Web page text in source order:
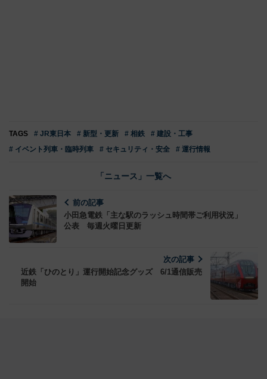
TAGS # JR東日本 # 新型・更新 # 相鉄
# 建設・工事
# イベント列車・臨時列車
# セキュリティ・安全 # 運行情報
「ニュース」一覧へ
前の記事
小田急電鉄「主な駅のラッシュ時間帯ご利用状況」
公表 毎週火曜日更新
次の記事
近鉄「ひのとり」運行開始記念グッズ 6/1通信販売
開始